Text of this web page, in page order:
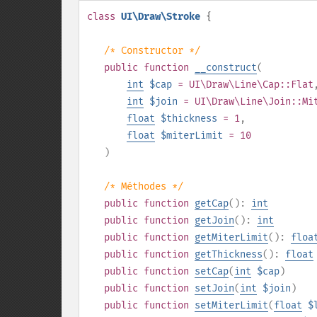
class UI\Draw\Stroke {
/* Constructor */
public function __construct(
int $cap = UI\Draw\Line\Cap::Flat ,
int $join =
float $thickness = 1,
float $miterLimit = 10
)
/* Méthodes */
public function getCap(): int
public function getJoin(): int
public function getMiterLimit():
public function getThickness(): float
public function setCap(int $cap)
public function setJoin(int $join )
public function setMiterLimit(float